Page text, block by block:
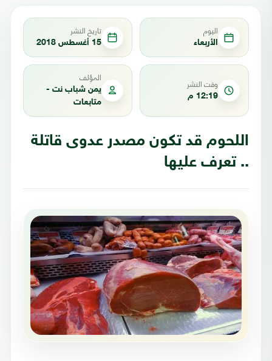
اليوم
الأربعاء
تاريخ النشر
15 أغسطس 2018
وقت النشر
12:19 م
المؤلف
يمن شباب نت -
متابعات
اللحوم قد تكون مصدر عدوى قاتلة
.. تعرف عليها